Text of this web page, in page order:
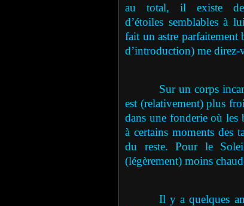
au total, il existe
d’étoiles semblables à
fait un astre parfaitement
d’introduction) me direz-
Sur un corps
est (relativement) plus
dans une fonderie où les
à certains moments des
du reste. Pour le
(légèrement) moins
Il y a quelques